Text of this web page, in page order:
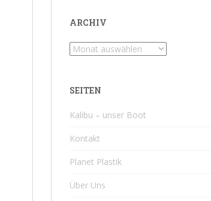
ARCHIV
Archiv
SEITEN
Kalibu – unser Boot
Kontakt
Planet Plastik
Über Uns